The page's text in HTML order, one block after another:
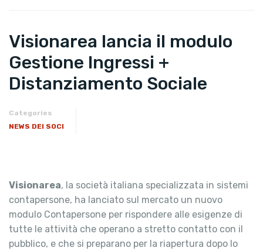
Visionarea lancia il modulo
Gestione Ingressi +
Distanziamento Sociale
Categories
NEWS DEI SOCI
Visionarea, la società italiana specializzata in sistemi
contapersone, ha lanciato sul mercato un nuovo
modulo Contapersone per rispondere alle esigenze di
tutte le attività che operano a stretto contatto con il
pubblico, e che si preparano per la riapertura dopo lo